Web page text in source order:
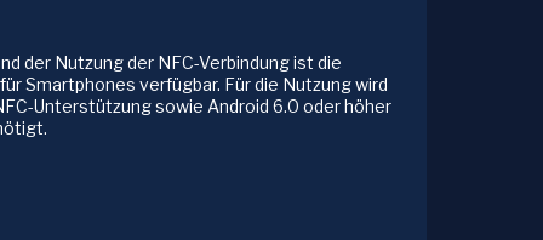
der Nutzung der NFC-Verbindung ist die
Smartphones verfügbar. Für die Nutzung wird
Unterstützung sowie Android 6.0 oder höher